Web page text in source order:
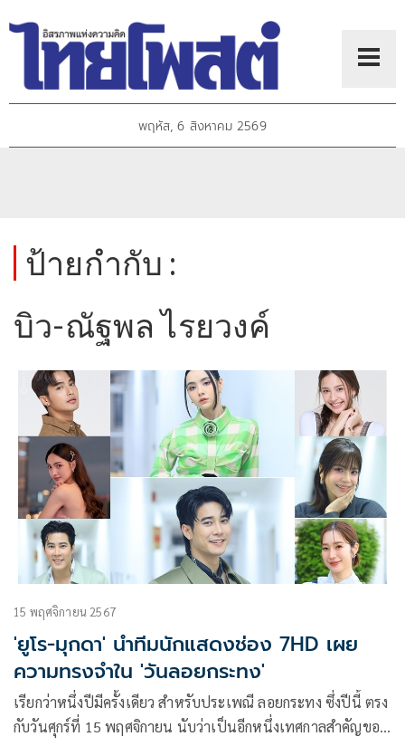
พฤหัส, 6 สิงหาคม 2569
ป้ายกำกับ :
บิว-ณัฐพล ไรยวงค์
15 พฤศจิกายน 2567
'ยูโร-มุกดา' นำทีมนักแสดงช่อง 7HD เผย
ความทรงจำใน 'วันลอยกระทง'
เรียกว่าหนึ่งปีมีครั้งเดียว สำหรับประเพณี ลอยกระทง ซึ่งปีนี้ ตรง
กับวันศุกร์ที่ 15 พฤศจิกายน นับว่าเป็นอีกหนึ่งเทศกาลสำคัญของ